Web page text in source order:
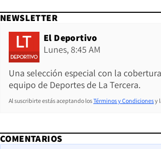
NEWSLETTER
El Deportivo
Lunes, 8:45 AM
Una selección especial con la
equipo de Deportes de La Tercera.
Al suscribirte estás aceptando losTérminos y Condicionesy
COMENTARIOS